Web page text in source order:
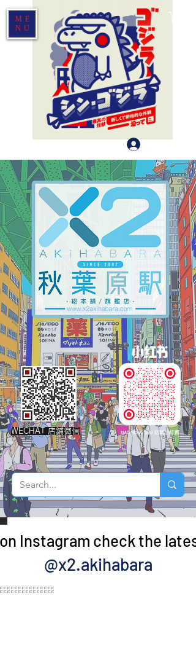
ME
NU
WECHAT 店鋪微信
Instagram check the
@x2.akihabara